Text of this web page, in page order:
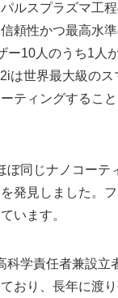
ルスプラズマ工
頼性かつ最高水
ー10人のうち1人
は世界最大級の
ティングするこ
ぼ同じナノコー
発見しました。
います。
科学責任者兼設
おり、長年に渡